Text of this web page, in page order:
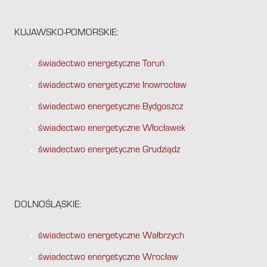
KUJAWSKO-POMORSKIE:
świadectwo energetyczne Toruń
świadectwo energetyczne Inowrocław
świadectwo energetyczne Bydgoszcz
świadectwo energetyczne Włocławek
świadectwo energetyczne Grudziądz
DOLNOŚLĄSKIE:
świadectwo energetyczne Wałbrzych
świadectwo energetyczne Wrocław